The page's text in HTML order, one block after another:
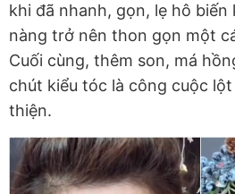
khi đã nhanh, gọn, lẹ hô biến
nàng trở nên thon gọn một
Cuối cùng, thêm son, má
chút kiểu tóc là công cuộc
thiện.